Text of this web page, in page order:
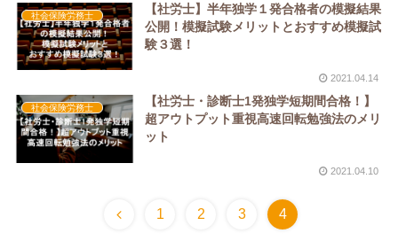
社会保険労務士
【社労士】半年独学１発合格者の模擬結果
公開！模擬試験メリットとおすすめ模擬試
験３選！
2021.04.14
社会保険労務士
【社労士・診断士1発独学短期間合格！】
超アウトプット重視高速回転勉強法のメリ
ット
2021.04.10
1 2 3 4